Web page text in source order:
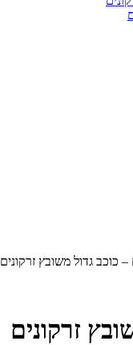
– כוכב גדול משובץ זרקונים
זרקונים